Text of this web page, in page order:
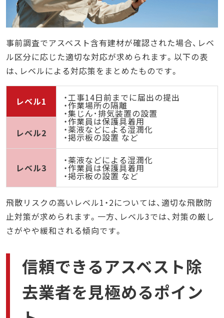
事前調査でアスベスト含有建材が確認された場合、レベ
ル区分に応じた適切な対応が求められます。以下の表
は、レベルによる対応策をまとめたものです。
レベル1 ・工事14日前までに届出の提出
・作業場所の隔離
・集じん･排気装置の設置
・作業員は保護具着用
・薬液などによる湿潤化
・掲示板の設置 など
レベル2
レベル3
・薬液などによる湿潤化
・作業員は保護具着用
・掲示板の設置 など
飛散リスクの高いレベル1・2については、適切な飛散防
止対策が求められます。一方、レベル3では、対策の厳し
さがやや緩和される傾向です。
信頼できるアスベスト除
去業者を見極めるポイン